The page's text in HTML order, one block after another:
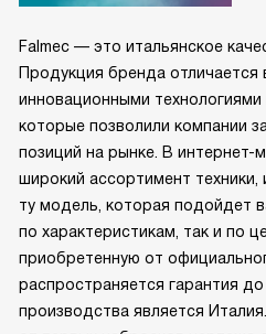
Falmec — это итальянское
Продукция бренда отличается
инновационными
которые позволили компании
позиций на рынке. В интернет-
широкий ассортимент техники,
ту модель, которая подойдет
по характеристикам, так и по
приобретенную от
распространяется гарантия
производства является